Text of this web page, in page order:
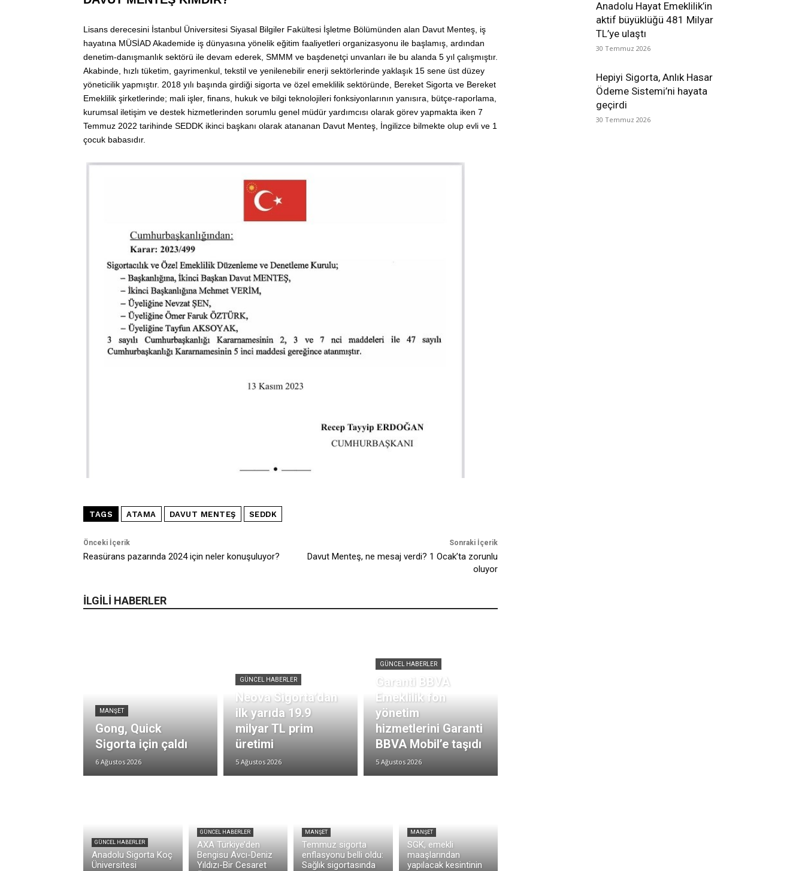
Anadolu Hayat Emeklilik’in
aktif büyüklüğü 481 Milyar
TL’ye ulaştı
30 Temmuz 2026
Hepiyi Sigorta, Anlık Hasar
Ödeme Sistemi’ni hayata
geçirdi
30 Temmuz 2026
Lisans derecesini İstanbul Üniversitesi Siyasal Bilgiler Fakültesi İşletme Bölümünden alan Davut Menteş, iş
hayatına MÜSİAD Akademide iş dünyasına yönelik eğitim faaliyetleri organizasyonu ile başlamış, ardından
denetim-danışmanlık sektörü ile devam ederek, SMMM ve başdenetçi unvanları ile bu alanda 5 yıl çalışmıştır.
Akabinde, hızlı tüketim, gayrimenkul, tekstil ve yenilenebilir enerji sektörlerinde yaklaşık 15 sene üst düzey
yöneticilik yapmıştır. 2018 yılı başında girdiği sigorta ve özel emeklilik sektöründe, Bereket Sigorta ve Bereket
Emeklilik şirketlerinde; mali işler, finans, hukuk ve bilgi teknolojileri fonksiyonlarının yanısıra, bütçe-raporlama,
kurumsal iletişim ve destek hizmetlerinden sorumlu genel müdür yardımcısı olarak görev yapmakta iken 7
Temmuz 2022 tarihinde SEDDK ikinci başkanı olarak atananan Davut Menteş, İngilizce bilmekte olup evli ve 1
çocuk babasıdır.
TAGS ATAMA DAVUT MENTEŞ SEDDK
Önceki İçerik
Reasürans pazarında 2024 için neler konuşuluyor?
Sonraki İçerik
Davut Menteş, ne mesaj verdi? 1 Ocak’ta zorunlu
oluyor
İLGİLİ HABERLER
MANŞET
Gong, Quick
Sigorta için çaldı
6 Ağustos 2026
GÜNCEL HABERLER
Neova Sigorta’dan
ilk yarıda 19.9
milyar TL prim
üretimi
5 Ağustos 2026
GÜNCEL HABERLER
Garanti BBVA
Emeklilik fon
yönetim
hizmetlerini Garanti
BBVA Mobil’e taşıdı
5 Ağustos 2026
GÜNCEL HABERLER
Anadolu Sigorta Koç
Üniversitesi
GÜNCEL HABERLER
AXA Türkiye’den
Bengisu Avcı-Deniz
Yıldızı-Bir Cesaret
MANŞET
Temmuz sigorta
enflasyonu belli oldu:
Sağlık sigortasında
MANŞET
SGK, emekli
maaşlarından
yapılacak kesintinin